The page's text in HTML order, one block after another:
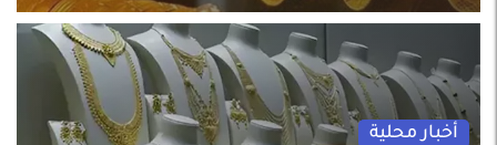
أخبار محلية